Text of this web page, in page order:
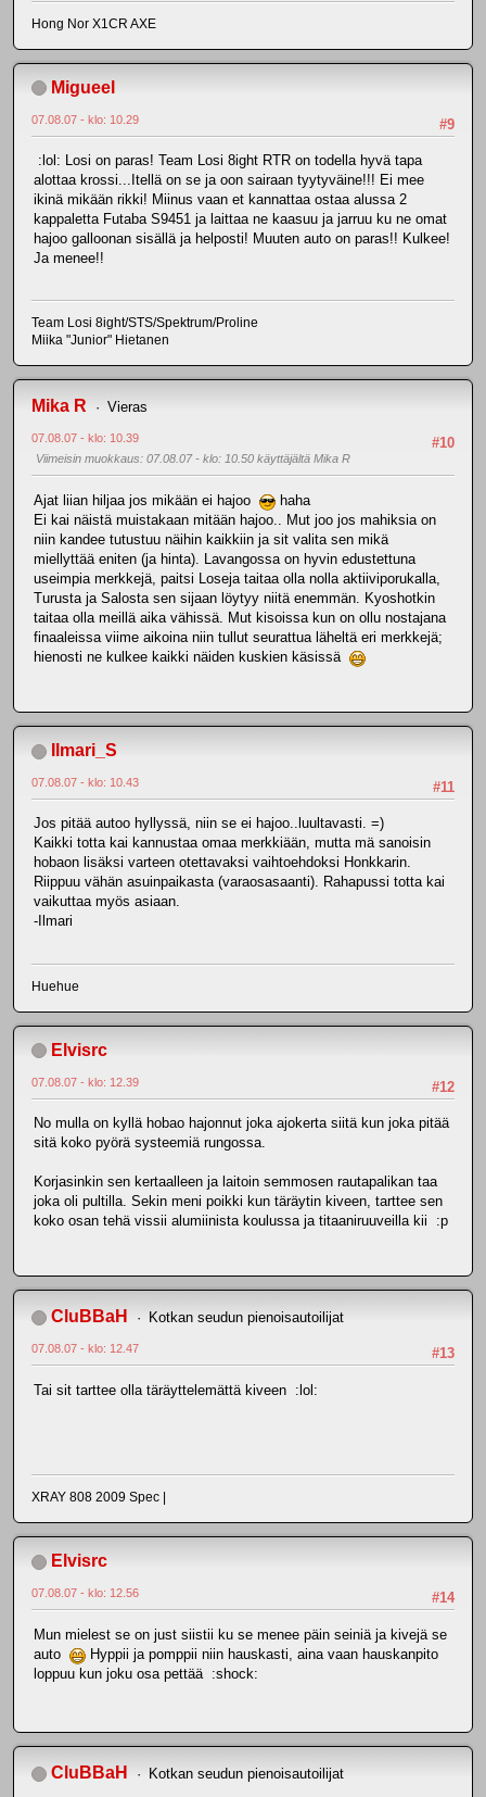
Hong Nor X1CR AXE
Migueel
#9
07.08.07 - klo: 10.29
:lol: Losi on paras! Team Losi 8ight RTR on todella hyvä tapa
alottaa krossi...Itellä on se ja oon sairaan tyytyväine!!! Ei mee
ikinä mikään rikki! Miinus vaan et kannattaa ostaa alussa 2
kappaletta Futaba S9451 ja laittaa ne kaasuu ja jarruu ku ne omat
hajoo galloonan sisällä ja helposti! Muuten auto on paras!! Kulkee!
Ja menee!!
Team Losi 8ight/STS/Spektrum/Proline
Miika "Junior" Hietanen
Mika R Vieras
#10
07.08.07 - klo: 10.39
Viimeisin muokkaus: 07.08.07 - klo: 10.50 käyttäjältä Mika R
Ajat liian hiljaa jos mikään ei hajoo
haha
Ei kai näistä muistakaan mitään hajoo.. Mut joo jos mahiksia on
niin kandee tutustuu näihin kaikkiin ja sit valita sen mikä
miellyttää eniten (ja hinta). Lavangossa on hyvin edustettuna
useimpia merkkejä, paitsi Loseja taitaa olla nolla aktiiviporukalla,
Turusta ja Salosta sen sijaan löytyy niitä enemmän. Kyoshotkin
taitaa olla meillä aika vähissä. Mut kisoissa kun on ollu nostajana
finaaleissa viime aikoina niin tullut seurattua läheltä eri merkkejä;
hienosti ne kulkee kaikki näiden kuskien käsissä
Ilmari_S
#11
07.08.07 - klo: 10.43
Jos pitää autoo hyllyssä, niin se ei hajoo..luultavasti. =)
Kaikki totta kai kannustaa omaa merkkiään, mutta mä sanoisin
hobaon lisäksi varteen otettavaksi vaihtoehdoksi Honkkarin.
Riippuu vähän asuinpaikasta (varaosasaanti). Rahapussi totta kai
vaikuttaa myös asiaan.
-Ilmari
Huehue
Elvisrc
#12
07.08.07 - klo: 12.39
No mulla on kyllä hobao hajonnut joka ajokerta siitä kun joka pitää
sitä koko pyörä systeemiä rungossa.
Korjasinkin sen kertaalleen ja laitoin semmosen rautapalikan taa
joka oli pultilla. Sekin meni poikki kun täräytin kiveen, tarttee sen
koko osan tehä vissii alumiinista koulussa ja titaaniruuveilla kii :p
CluBBaH Kotkan seudun pienoisautoilijat
#13
07.08.07 - klo: 12.47
Tai sit tarttee olla täräyttelemättä kiveen :lol:
XRAY 808 2009 Spec |
Elvisrc
#14
07.08.07 - klo: 12.56
Mun mielest se on just siistii ku se menee päin seiniä ja kivejä se
auto
Hyppii ja pomppii niin hauskasti, aina vaan hauskanpito
loppuu kun joku osa pettää :shock:
CluBBaH Kotkan seudun pienoisautoilijat